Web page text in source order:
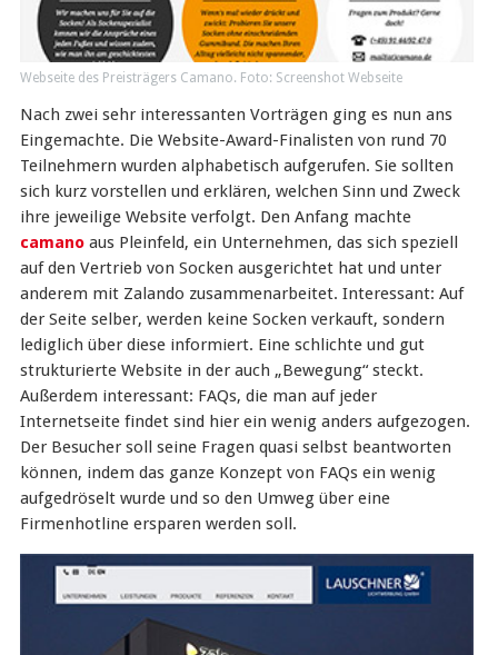
Webseite des Preisträgers Camano. Foto: Screenshot Webseite
Nach zwei sehr interessanten Vorträgen ging es nun ans
Eingemachte. Die Website-Award-Finalisten von rund 70
Teilnehmern wurden alphabetisch aufgerufen. Sie sollten
sich kurz vorstellen und erklären, welchen Sinn und Zweck
ihre jeweilige Website verfolgt. Den Anfang machte
camanoaus Pleinfeld, ein Unternehmen, das sich speziell
auf den Vertrieb von Socken ausgerichtet hat und unter
anderem mit Zalando zusammenarbeitet. Interessant: Auf
der Seite selber, werden keine Socken verkauft, sondern
lediglich über diese informiert. Eine schlichte und gut
strukturierte Website in der auch „Bewegung“ steckt.
Außerdem interessant: FAQs, die man auf jeder
Internetseite findet sind hier ein wenig anders aufgezogen.
Der Besucher soll seine Fragen quasi selbst beantworten
können, indem das ganze Konzept von FAQs ein wenig
aufgedröselt wurde und so den Umweg über eine
Firmenhotline ersparen werden soll.